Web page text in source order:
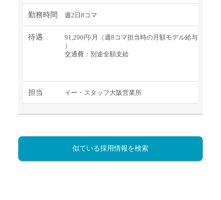
勤務時間 週2日8コマ
待遇
91,200円/月（週8コマ担当時の月額モデル給与
）
交通費：別途全額支給
担当 イー・スタッフ大阪営業所
似ている採用情報を検索